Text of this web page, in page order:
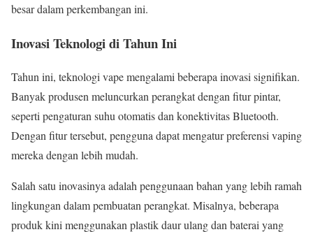
besar dalam perkembangan ini.
Inovasi Teknologi di Tahun Ini
Tahun ini, teknologi vape mengalami beberapa inovasi signifikan.
Banyak produsen meluncurkan perangkat dengan fitur pintar,
seperti pengaturan suhu otomatis dan konektivitas Bluetooth.
Dengan fitur tersebut, pengguna dapat mengatur preferensi vaping
mereka dengan lebih mudah.
Salah satu inovasinya adalah penggunaan bahan yang lebih ramah
lingkungan dalam pembuatan perangkat. Misalnya, beberapa
produk kini menggunakan plastik daur ulang dan baterai yang